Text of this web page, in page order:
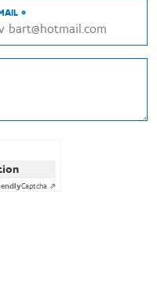
*
Captcha ⇗